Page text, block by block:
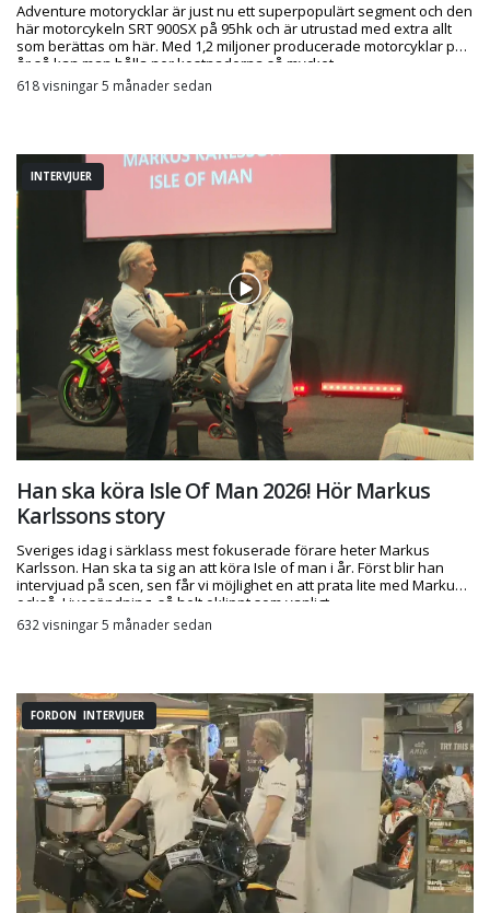
Adventure motorycklar är just nu ett superpopulärt segment och den
här motorcykeln SRT 900SX på 95hk och är utrustad med extra allt
som berättas om här. Med 1,2 miljoner producerade motorcyklar per
år så kan man hålla ner kostnaderna så mycket.
618 visningar 5 månader sedan
INTERVJUER
Han ska köra Isle Of Man 2026! Hör Markus
Karlssons story
Sveriges idag i särklass mest fokuserade förare heter Markus
Karlsson. Han ska ta sig an att köra Isle of man i år. Först blir han
intervjuad på scen, sen får vi möjlighet en att prata lite med Markus
också. Livesändning, så helt oklippt som vanligt.
632 visningar 5 månader sedan
FORDON INTERVJUER